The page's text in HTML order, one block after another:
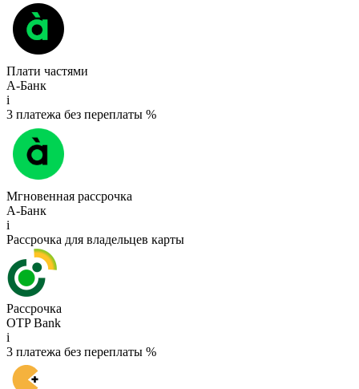
Плати частями
А-Банк
i
3 платежа без переплаты %
Мгновенная рассрочка
А-Банк
i
Рассрочка для владельцев карты
Рассрочка
OTP Bank
i
3 платежа без переплаты %